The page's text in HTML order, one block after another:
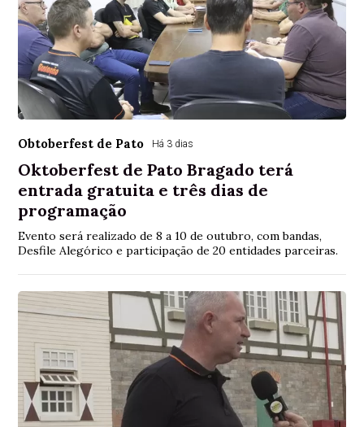
Obtoberfest de Pato Há 3 dias
Oktoberfest de Pato Bragado terá
entrada gratuita e três dias de
programação
Evento será realizado de 8 a 10 de outubro, com bandas,
Desfile Alegórico e participação de 20 entidades parceiras.